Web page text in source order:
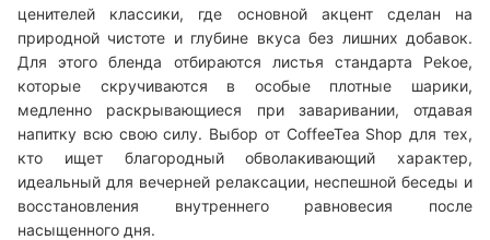
ценителей классики, где основной акцент сделан на
природной чистоте и глубине вкуса без лишних добавок.
Для этого бленда отбираются листья стандарта Pekoe,
которые скручиваются в особые плотные шарики,
медленно раскрывающиеся при заваривании, отдавая
напитку всю свою силу. Выбор от CoffeeTea Shop для тех,
кто ищет благородный обволакивающий характер,
идеальный для вечерней релаксации, неспешной беседы и
восстановления внутреннего равновесия после
насыщенного дня.